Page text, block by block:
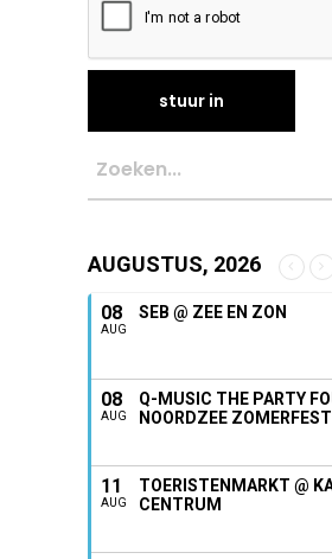
AUGUSTUS, 2026
08
AUG
SEB @ ZEE EN ZON
08
AUG
Q-MUSIC THE PARTY
NOORDZEE
11
AUG
TOERISTENMARKT @
CENTRUM